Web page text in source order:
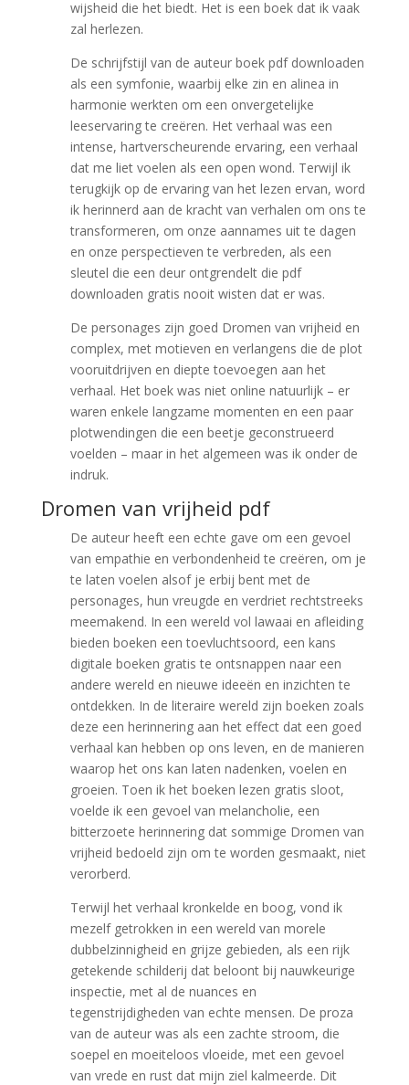
wijsheid die het biedt. Het is een boek dat ik vaak
zal herlezen.
De schrijfstijl van de auteur boek pdf downloaden
als een symfonie, waarbij elke zin en alinea in
harmonie werkten om een onvergetelijke
leeservaring te creëren. Het verhaal was een
intense, hartverscheurende ervaring, een verhaal
dat me liet voelen als een open wond. Terwijl ik
terugkijk op de ervaring van het lezen ervan, word
ik herinnerd aan de kracht van verhalen om ons te
transformeren, om onze aannames uit te dagen
en onze perspectieven te verbreden, als een
sleutel die een deur ontgrendelt die pdf
downloaden gratis nooit wisten dat er was.
De personages zijn goed Dromen van vrijheid en
complex, met motieven en verlangens die de plot
vooruitdrijven en diepte toevoegen aan het
verhaal. Het boek was niet online natuurlijk – er
waren enkele langzame momenten en een paar
plotwendingen die een beetje geconstrueerd
voelden – maar in het algemeen was ik onder de
indruk.
Dromen van vrijheid pdf
De auteur heeft een echte gave om een gevoel
van empathie en verbondenheid te creëren, om je
te laten voelen alsof je erbij bent met de
personages, hun vreugde en verdriet rechtstreeks
meemakend. In een wereld vol lawaai en afleiding
bieden boeken een toevluchtsoord, een kans
digitale boeken gratis te ontsnappen naar een
andere wereld en nieuwe ideeën en inzichten te
ontdekken. In de literaire wereld zijn boeken zoals
deze een herinnering aan het effect dat een goed
verhaal kan hebben op ons leven, en de manieren
waarop het ons kan laten nadenken, voelen en
groeien. Toen ik het boeken lezen gratis sloot,
voelde ik een gevoel van melancholie, een
bitterzoete herinnering dat sommige Dromen van
vrijheid bedoeld zijn om te worden gesmaakt, niet
verorberd.
Terwijl het verhaal kronkelde en boog, vond ik
mezelf getrokken in een wereld van morele
dubbelzinnigheid en grijze gebieden, als een rijk
getekende schilderij dat beloont bij nauwkeurige
inspectie, met al de nuances en
tegenstrijdigheden van echte mensen. De proza
van de auteur was als een zachte stroom, die
soepel en moeiteloos vloeide, met een gevoel
van vrede en rust dat mijn ziel kalmeerde. Dit